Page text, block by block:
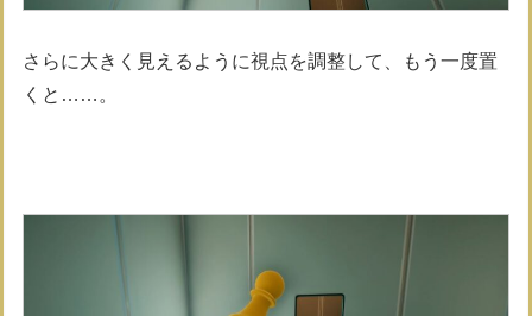
さらに大きく見えるように視点を調整して、もう一度置
くと……。